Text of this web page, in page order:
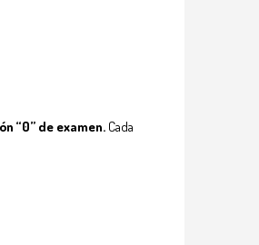
“0” de examen. Cada